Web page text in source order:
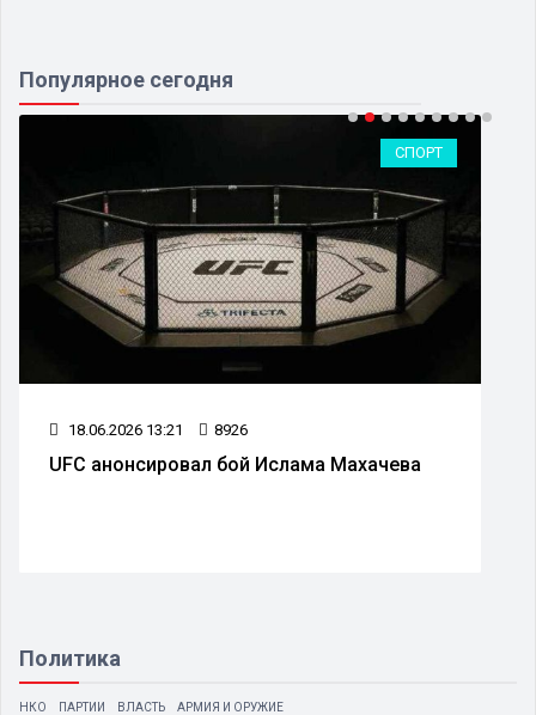
Популярное сегодня
СПОРТ
18.06.2026 13:21 8926
UFC анонсировал бой Ислама Махачева
Политика
НКО ПАРТИИ ВЛАСТЬ АРМИЯ И ОРУЖИЕ